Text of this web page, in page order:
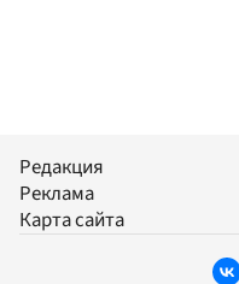
Редакция
Реклама
Карта сайта